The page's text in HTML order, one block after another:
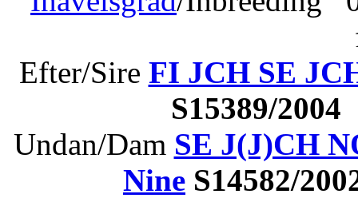
Efter/Sire FI JCH SE
S15389/
Undan/Dam SE J(J)CH
Nine S14582/